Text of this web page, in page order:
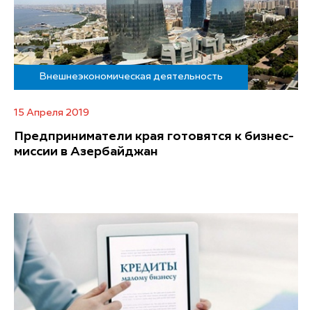
Внешнеэкономическая деятельность
15 Апреля 2019
Предприниматели края готовятся к бизнес-
миссии в Азербайджан